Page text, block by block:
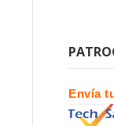
Envía